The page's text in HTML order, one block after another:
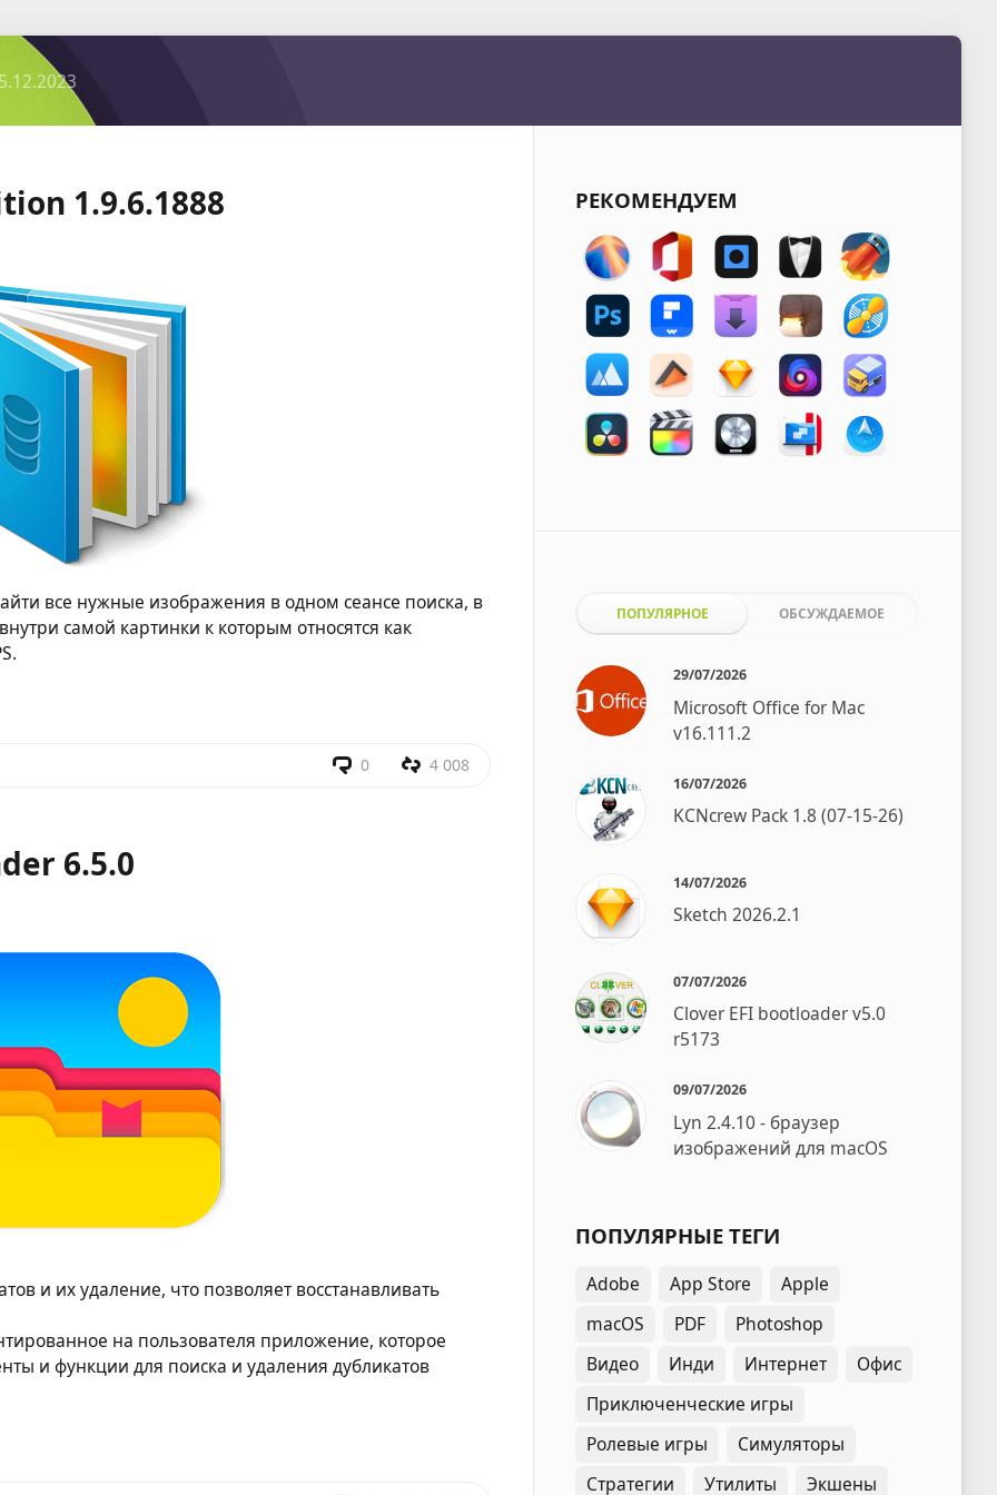
1.9.6.1888
все нужные изображения в одном сеансе поиска, в
самой картинки к которым относятся как
0 4 008
6.5.0
и их удаление, что позволяет восстанавливать
на пользователя приложение, которое
и функции для поиска и удаления дубликатов
РЕКОМЕНДУЕМ
ПОПУЛЯРНОЕ ОБСУЖДАЕМОЕ
29/07/2026
Microsoft Office for Mac
v16.111.2
16/07/2026
KCNcrew Pack 1.8 (07-15-26)
14/07/2026
Sketch 2026.2.1
07/07/2026
Clover EFI bootloader v5.0
r5173
09/07/2026
Lyn 2.4.10 - браузер
изображений для macOS
ПОПУЛЯРНЫЕ ТЕГИ
Adobe App Store
Apple
macOS
PDF
Photoshop
Видео
Инди Интернет
Офис
Приключенческие игры
Ролевые игры
Симуляторы
Стратегии
Утилиты
Экшены